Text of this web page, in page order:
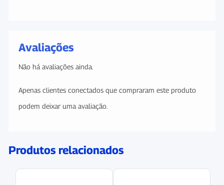
Avaliações
Não há avaliações ainda.
Apenas clientes conectados que compraram este produto
podem deixar uma avaliação.
Produtos relacionados